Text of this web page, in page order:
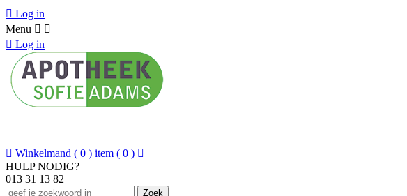
 Log in
Menu  
 Log in
 Winkelmand ( 0 ) item ( 0 ) 
HULP NODIG?
013 31 13 82
Zoek